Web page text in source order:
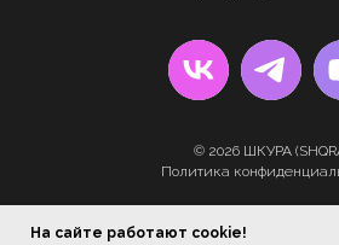
© 2026 ШКУРА
Политика
собственностью фирмы Шкура
На сайте работают cookie!